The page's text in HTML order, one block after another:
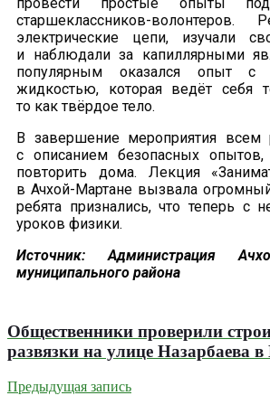
старшеклассников-волонтеров.
электрические цепи, изучали
и наблюдали за капиллярными
популярным оказался опыт с
жидкостью, которая ведёт себя
то как твёрдое тело.
В завершение мероприятия всем
с описанием безопасных
повторить дома. Лекция
в Ачхой-Мартане вызвала
ребята признались, что теперь с
уроков физики.
Источник: Администрация
муниципального района
Общественники проверили
развязки на улице Назарбаева
Предыдущая запись